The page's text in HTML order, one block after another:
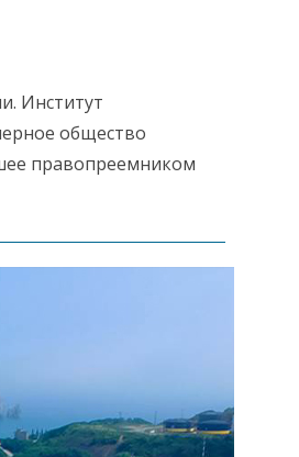
Институт
общество
правопреемником